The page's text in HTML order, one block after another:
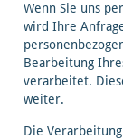
Wenn Sie uns
wird Ihre
Bearbeitung
verarbeitet.
weiter.
Die